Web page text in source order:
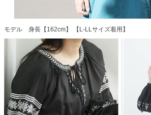
モデル 身長【162cm】 【L-LLサイズ着用】